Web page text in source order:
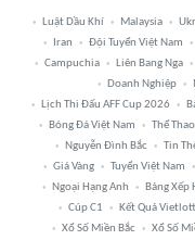
Luật Dầu Khí Malaysia
Iran
Đội Tuyển Việt Nam
Campuchia
Liên Bang Nga
Doanh Nghiệp
Lịch Thi Đấu AFF Cup 2026
Bóng Đá Việt Nam
Thể Thao
Nguyễn Đình Bắc
Tin
Giá Vàng
Tuyển Việt Nam
Ngoại Hạng Anh
Bảng Xếp
Cúp C1
Kết Quả
Xổ Số Miền Bắc
Xổ Số